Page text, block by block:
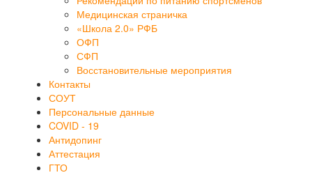
Медицинская страничка
«Школа 2.0» РФБ
ОФП
СФП
Восстановительные мероприятия
Контакты
СОУТ
Персональные данные
COVID - 19
Антидопинг
Аттестация
ГТО